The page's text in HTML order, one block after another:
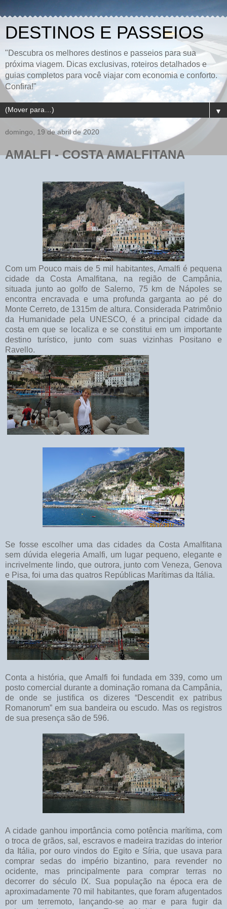
DESTINOS E PASSEIOS
"Descubra os melhores destinos e passeios para sua
próxima viagem. Dicas exclusivas, roteiros detalhados e
guias completos para você viajar com economia e conforto.
Confira!"
▼
domingo, 19 de abril de 2020
AMALFI - COSTA AMALFITANA
Com um Pouco mais de 5 mil habitantes, Amalfi é pequena
cidade da Costa Amalfitana, na região de Campânia,
situada junto ao golfo de Salerno, 75 km de Nápoles se
encontra encravada e uma profunda garganta ao pé do
Monte Cerreto, de 1315m de altura. Considerada Patrimônio
da Humanidade pela UNESCO, é a principal cidade da
costa em que se localiza e se constitui em um importante
destino turístico, junto com suas vizinhas Positano e
Ravello.
Se fosse escolher uma das cidades da Costa Amalfitana
sem dúvida elegeria Amalfi, um lugar pequeno, elegante e
incrivelmente lindo, que outrora, junto com Veneza, Genova
e Pisa, foi uma das quatros Repúblicas Marítimas da Itália.
Conta a história, que Amalfi foi fundada em 339, como um
posto comercial durante a dominação romana da Campânia,
de onde se justifica os dizeres “Descendit ex patribus
Romanorum” em sua bandeira ou escudo. Mas os registros
de sua presença são de 596.
A cidade ganhou importância como potência marítima, com
o troca de grãos, sal, escravos e madeira trazidas do interior
da Itália, por ouro vindos do Egito e Síria, que usava para
comprar sedas do império bizantino, para revender no
ocidente, mas principalmente para comprar terras no
decorrer do século IX. Sua população na época era de
aproximadamente 70 mil habitantes, que foram afugentados
por um terremoto, lançando-se ao mar e para fugir da